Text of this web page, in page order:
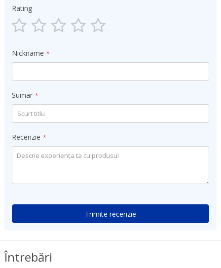
Rating
1
star
2
stars
3
stars
4
stars
Nickname
Sumar
Recenzie
Trimite recenzie
Întrebări